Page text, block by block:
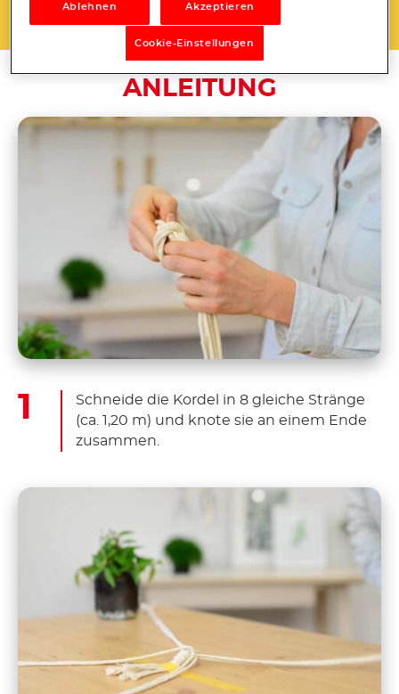
Download PDF
ANLEITUNG
Schneide die Kordel in 8 gleiche Stränge
(ca. 1,20 m) und knote sie an einem Ende
zusammen.
Ablehnen Akzeptieren
Cookie-Einstellungen